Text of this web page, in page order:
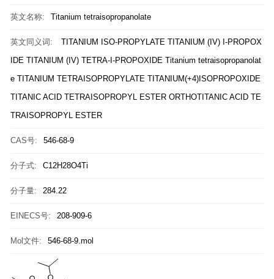
英文名称: Titanium tetraisopropanolate
英文同义词: TITANIUM ISO-PROPYLATE TITANIUM (IV) I-PROPOX
IDE TITANIUM (IV) TETRA-I-PROPOXIDE Titanium tetraisopropanolat
e TITANIUM TETRAISOPROPYLATE TITANIUM(+4)ISOPROPOXIDE
TITANIC ACID TETRAISOPROPYL ESTER ORTHOTITANIC ACID TE
TRAISOPROPYL ESTER
CAS号: 546-68-9
分子式: C12H28O4Ti
分子量: 284.22
EINECS号: 208-909-6
Mol文件: 546-68-9.mol